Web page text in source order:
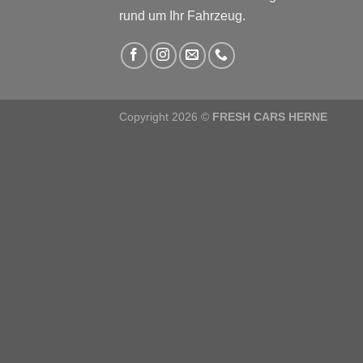
rund um Ihr Fahrzeug.
Copyright 2026 © FRESH CARS HERNE